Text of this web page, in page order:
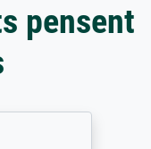
pensent